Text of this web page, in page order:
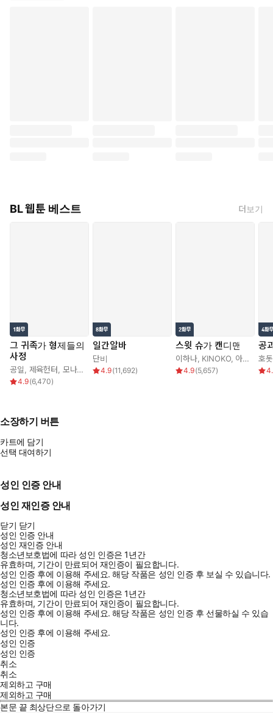
BL 웹툰 베스트 더보기
그 귀족가 형제들의
사정
공일 제육헌터 모나글로리아
4.9(6,470)
일간알바
단비
4.9(11,692)
스윗 슈가 캔디맨
이하나, KINOKO, 아르카나
4.9(5,657)
공
호돗
소장하기 버튼
카트에 담기
선택 대여하기
성인 인증 안내
성인 재인증 안내
닫기 닫기
성인 인증 안내
성인 재인증 안내
청소년보호법에 따라 성인 인증은 1년간
유효하며, 기간이 만료되어 재인증이 필요합니다.
성인 인증 후에 이용해 주세요.해당 작품은 성인 인증 후 보실 수 있습니다.
성인 인증 후에 이용해 주세요.
청소년보호법에 따라 성인 인증은 1년간
유효하며, 기간이 만료되어 재인증이 필요합니다.
성인 인증 후에 이용해 주세요.해당 작품은 성인 인증 후 선물하실 수 있습
니다.
성인 인증 후에 이용해 주세요.
성인 인증
성인 인증
취소
취소
제외하고 구매
제외하고 구매
본문 끝 최상단으로 돌아가기